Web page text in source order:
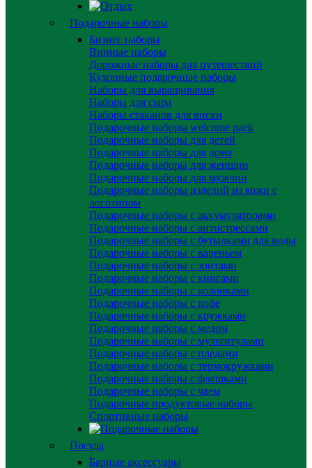
Подарочные наборы
Бизнес наборы
Винные наборы
Дорожные наборы для путешествий
Кухонные подарочные наборы
Наборы для выращивания
Наборы для сыра
Наборы стаканов для виски
Подарочные наборы welcome pack
Подарочные наборы для детей
Подарочные наборы для дома
Подарочные наборы для женщин
Подарочные наборы для мужчин
Подарочные наборы изделий из кожи с
логотипом
Подарочные наборы с аккумуляторами
Подарочные наборы с антистрессами
Подарочные наборы с бутылками для воды
Подарочные наборы с вареньем
Подарочные наборы с зонтами
Подарочные наборы с книгами
Подарочные наборы с колонками
Подарочные наборы с кофе
Подарочные наборы с кружками
Подарочные наборы с медом
Подарочные наборы с мультитулами
Подарочные наборы с пледами
Подарочные наборы с термокружками
Подарочные наборы с флешками
Подарочные наборы с чаем
Подарочные продуктовые наборы
Спортивные наборы
Посуда
Барные аксессуары